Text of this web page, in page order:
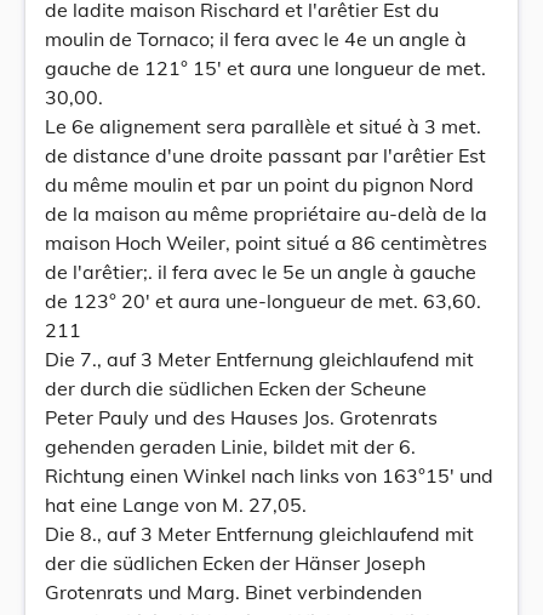
de ladite maison Rischard et l'arêtier Est du
moulin de Tornaco; il fera avec le 4e un angle à
gauche de 121° 15' et aura une longueur de met.
30,00.
Le 6e alignement sera parallèle et situé à 3 met.
de distance d'une droite passant par l'arêtier Est
du même moulin et par un point du pignon Nord
de la maison au même propriétaire au-delà de la
maison Hoch Weiler, point situé a 86 centimètres
de l'arêtier;. il fera avec le 5e un angle à gauche
de 123° 20' et aura une-longueur de met. 63,60.
211
Die 7., auf 3 Meter Entfernung gleichlaufend mit
der durch die südlichen Ecken der Scheune
Peter Pauly und des Hauses Jos. Grotenrats
gehenden geraden Linie, bildet mit der 6.
Richtung einen Winkel nach links von 163°15' und
hat eine Lange von M. 27,05.
Die 8., auf 3 Meter Entfernung gleichlaufend mit
der die südlichen Ecken der Hänser Joseph
Grotenrats und Marg. Binet verbindenden